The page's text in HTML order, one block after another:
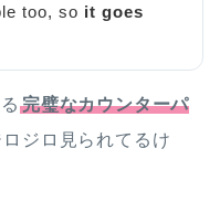
too, so it goes
完璧なカウンターパ
ジロ見られてるけ